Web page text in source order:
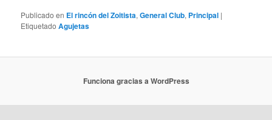
Publicado en El rincón del Zoitista,General Club, Principal |
Etiquetado Agujetas
Funciona gracias a WordPress